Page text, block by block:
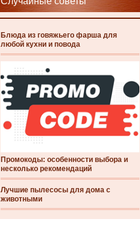
Блюда из говяжьего фарша для
любой кухни и повода
Промокоды: особенности выбора и
несколько рекомендаций
Лучшие пылесосы для дома с
животными